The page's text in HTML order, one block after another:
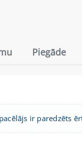
Piegāde
ir paredzēts